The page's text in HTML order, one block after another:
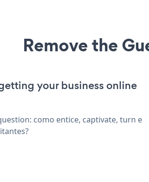
Remove the
your business online
como entice, captivate, turn e